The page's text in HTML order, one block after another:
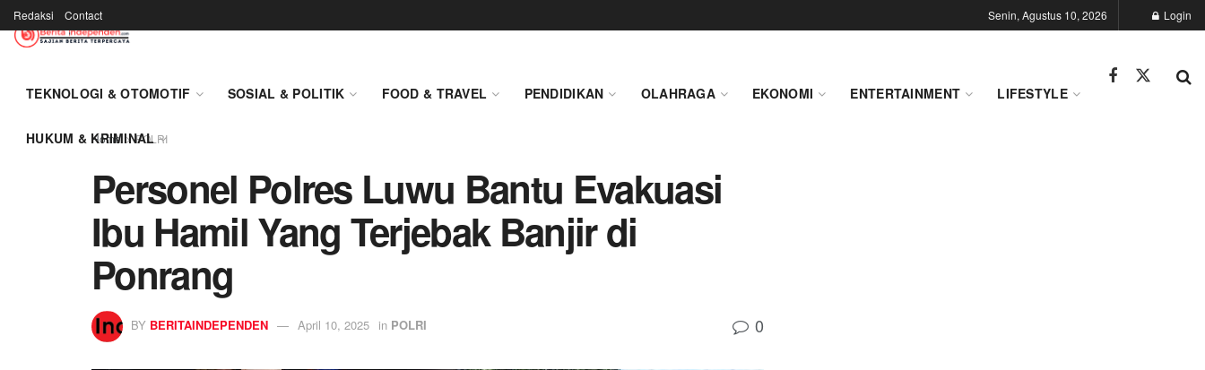
Redaksi Contact Senin, Agustus 10, 2026 Login
TEKNOLOGI & OTOMOTIF SOSIAL & POLITIK FOOD & TRAVEL PENDIDIKAN OLAHRAGA EKONOMI ENTERTAINMENT LIFESTYLE
HUKUM & KRIMINAL
Home POLRI
Personel Polres Luwu Bantu Evakuasi
Ibu Hamil Yang Terjebak Banjir di
Ponrang
BY BERITAINDEPENDEN April 10, 2025 in POLRI 0